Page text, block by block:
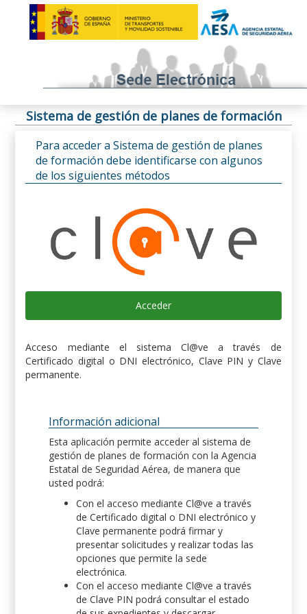
Sistema de gestión de planes de formación
Para acceder a Sistema de gestión de planes
de formación debe identificarse con algunos
de los siguientes métodos
Acceder
Acceso mediante el sistema Cl@ve a través de
Certificado digital o DNI electrónico, Clave PIN y Clave
permanente.
Información adicional
Esta aplicación permite acceder al sistema de
gestión de planes de formación con la Agencia
Estatal de Seguridad Aérea, de manera que
usted podrá:
Con el acceso mediante Cl@ve a través
de Certificado digital o DNI electrónico y
Clave permanente podrá firmar y
presentar solicitudes y realizar todas las
opciones que permite la sede
electrónica.
Con el acceso mediante Cl@ve a través
de Clave PIN podrá consultar el estado